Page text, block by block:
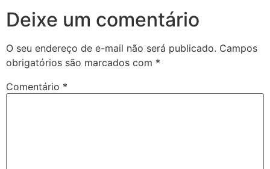
Deixe um comentário
O seu endereço de e-mail não será publicado. Campos
obrigatórios são marcados com *
Comentário *